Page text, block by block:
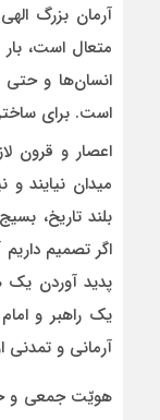
آرمان بزرگ
متعال است،
انسان‌ها و
است. برای
اعصار و قرون
میدان نیایند و
بلند تاریخ،
اگر تصمیم داریم
پدید آوردن
یک راهبر و
آرمانی و
هویّت جمعی و